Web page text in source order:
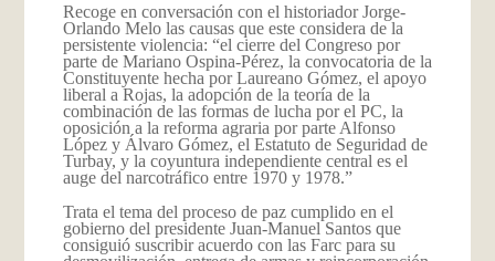
Recoge en conversación con el historiador Jorge-
Orlando Melo las causas que este considera de la
persistente violencia: “el cierre del Congreso por
parte de Mariano Ospina-Pérez, la convocatoria de la
Constituyente hecha por Laureano Gómez, el apoyo
liberal a Rojas, la adopción de la teoría de la
combinación de las formas de lucha por el PC, la
oposición a la reforma agraria por parte Alfonso
López y Álvaro Gómez, el Estatuto de Seguridad de
Turbay, y la coyuntura independiente central es el
auge del narcotráfico entre 1970 y 1978.”
Trata el tema del proceso de paz cumplido en el
gobierno del presidente Juan-Manuel Santos que
consiguió suscribir acuerdo con las Farc para su